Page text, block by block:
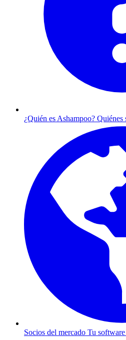
¿Quién es Ashampoo? Quiénes
Socios del mercado Tu software